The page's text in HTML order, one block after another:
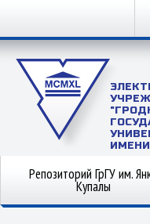
Репозиторий ГрГУ им.
Купалы